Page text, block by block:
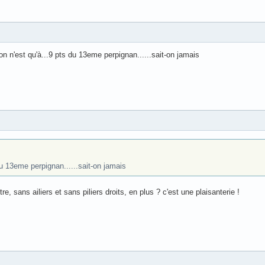
n'est qu'à...9 pts du 13eme perpignan......sait-on jamais
13eme perpignan......sait-on jamais
sans ailiers et sans piliers droits, en plus ? c'est une plaisanterie !